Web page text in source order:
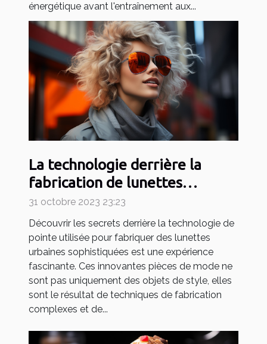
énergétique avant l'entraînement aux...
La technologie derrière la
fabrication de lunettes
urbaines sophistiquées
31 octobre 2023 23:23
Découvrir les secrets derrière la technologie de
pointe utilisée pour fabriquer des lunettes
urbaines sophistiquées est une expérience
fascinante. Ces innovantes pièces de mode ne
sont pas uniquement des objets de style, elles
sont le résultat de techniques de fabrication
complexes et de...